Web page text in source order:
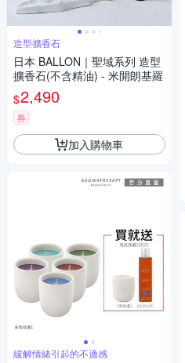
造型擴香石
日本 BALLON｜聖域系列 造型
擴香石(不含精油) - 米開朗基羅
$2,490
券
加入購物車
緩解情緒引起的不適感